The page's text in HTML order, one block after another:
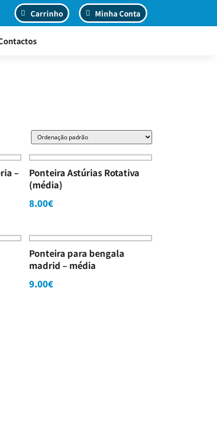
Carrinho Minha Conta
–
Ponteira Astúrias Rotativa
(média)
8.00€
Ponteira para bengala
madrid – média
9.00€